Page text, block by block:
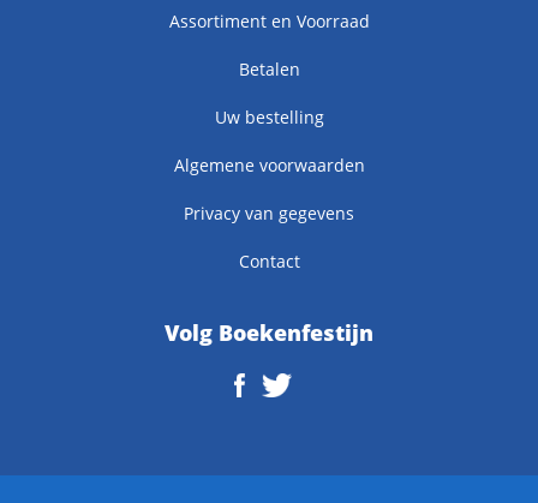
Assortiment en Voorraad
Betalen
Uw bestelling
Algemene voorwaarden
Privacy van gegevens
Contact
Volg Boekenfestijn